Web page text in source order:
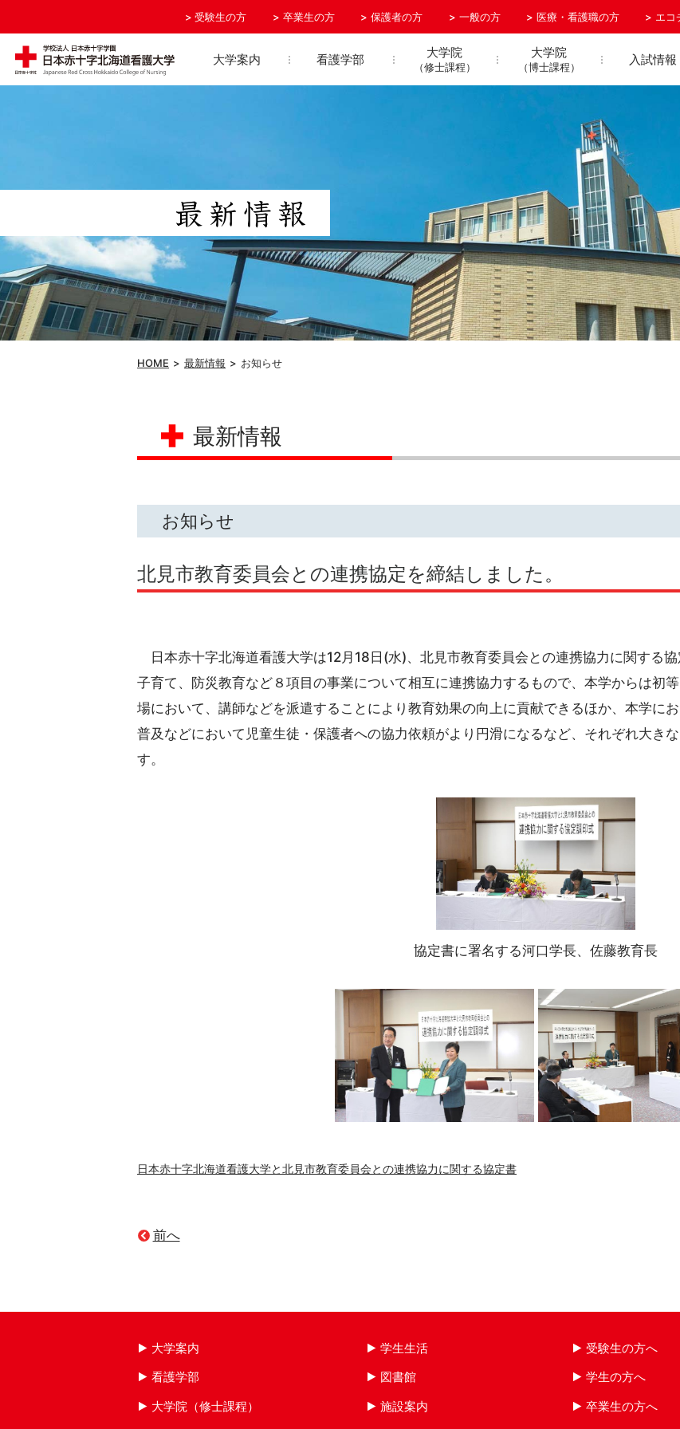
受験生の方 卒業生の方 保護者の方 一般の方 医療・看護職の方 エコ
大学案内 看護学部 大学院
（修士課程）
大学院
（博士課程） 入試情報
HOME 最新情報 お知らせ
最新情報
お知らせ
北見市教育委員会との連携協定を締結しました。
日本赤十字北海道看護大学は12月18日(水)、北見市教育委員会との連携協力に関する
子育て、防災教育など８項目の事業について相互に連携協力するもので、本学からは初
場において、講師などを派遣することにより教育効果の向上に貢献できるほか、本学に
普及などにおいて児童生徒・保護者への協力依頼がより円滑になるなど、それぞれ大き
す。
協定書に署名する河口学長、佐藤教育長
日本赤十字北海道看護大学と北見市教育委員会との連携協力に関する協定書
前へ
大学案内
看護学部
大学院（修士課程）
学生生活
図書館
施設案内
受験生の方へ
学生の方へ
卒業生の方へ